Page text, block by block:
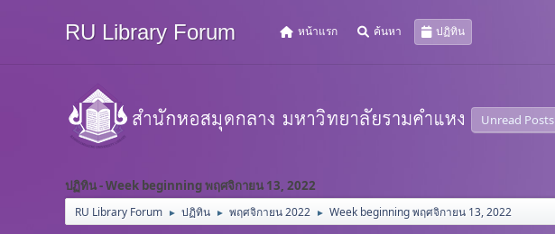
RU Library Forum หน้าแรก ค้นหา ปฏิทิน
Unread Posts
ปฏิทิน - Week beginning พฤศจิกายน 13, 2022
RU Library Forum ► ปฏิทิน ► พฤศจิกายน 2022 ► Week beginning พฤศจิกายน 13, 2022